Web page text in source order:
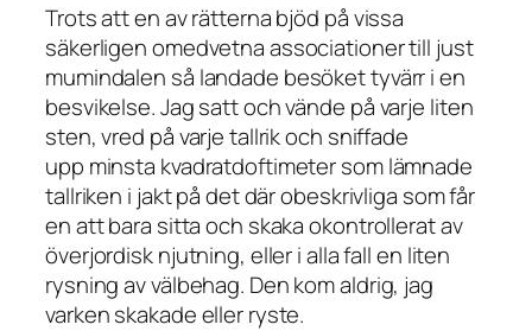
Trots att en av rätterna bjöd på vissa
säkerligen omedvetna associationer till just
mumindalen så landade besöket tyvärr i en
besvikelse. Jag satt och vände på varje liten
sten, vred på varje tallrik och sniffade
upp minsta kvadratdoftimeter som lämnade
tallriken i jakt på det där obeskrivliga som får
en att bara sitta och skaka okontrollerat av
överjordisk njutning, eller i alla fall en liten
rysning av välbehag. Den kom aldrig, jag
varken skakade eller ryste.